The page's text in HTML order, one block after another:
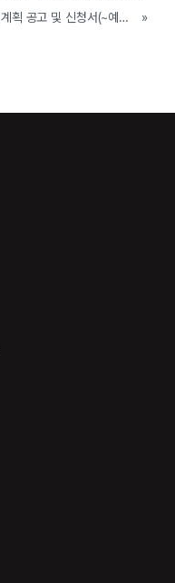
[지원사업] 밀양시, 2021년 중소기업 지원계획 공고 및 신청서(~예산소진시까지)
»